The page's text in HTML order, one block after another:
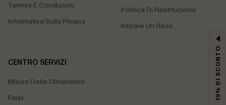
Termini E Condizioni
Informativa Sulla Privacy
Politica Di Restituzione
Iniziare Un Reso
CENTRO SERVIZI
Misura Delle Dimensioni
Faqs
15% DI SCONTO